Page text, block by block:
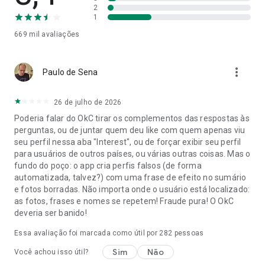
● Complete com sua foto de perfil mais bonita e prepare-se
ótimo encontro hoje à noite.
● Conexões significativas podem vir em várias formas e
tamanhos - crie novas amizades, converse com pessoas
emocionante ou um relacionamento sério!
O OkCupid não é só mais um aplicativo on-line para
encontros. Nosso aplicativo de namoro gratuito ajuda você a
conhecer solteiros, se conectar, conversar ou ter uma
conversa profunda através do nosso sistema de mensagens
exclusivo. Foque nas conexões que lhe interessam, ignore as
que não lhe interessam. Em seguida, planeje um encontro e
tenha ótimos momentos – quer você procure por encontros
locais, encontros virtuais ou qualquer outra coisa!
Tire o estresse dos encontros on-line, o OkCupid pode te
ajudar a encontrar a pessoa certa, seja para encontros
casuais, casamento ou apenas encontrar sua história de
669 mil avaliações
2
1
Paulo de Sena more_vert
26 de julho de 2026
Poderia falar do OkC tirar os complementos das respostas às
perguntas, ou de juntar quem deu like com quem apenas viu
seu perfil nessa aba "Interest", ou de forçar exibir seu perfil
para usuários de outros países, ou várias outras coisas. Mas o
fundo do poço: o app cria perfis falsos (de forma
automatizada, talvez?) com uma frase de efeito no sumário
e fotos borradas. Não importa onde o usuário está localizado:
as fotos, frases e nomes se repetem! Fraude pura! O OkC
deveria ser banido!
Essa avaliação foi marcada como útil por 282 pessoas
Você achou isso útil? Sim Não